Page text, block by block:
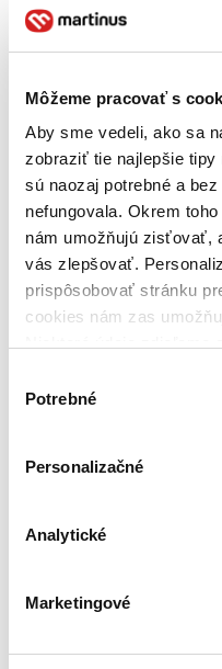
Môžeme pracovať s
Aby sme vedeli, ako sa
zobraziť tie najlepšie
sú naozaj potrebné a
nefungovala. Okrem
nám umožňujú zisťovať,
vás zlepšovať.
prispôsobovať stránku
cookies nám zas
Ďakujeme!
súhlasu
Potrebné
Personalizačné
Analytické
Marketingové
9,50 €
Pevná väzba